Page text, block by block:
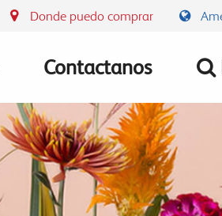
Donde puedo comprar
Contactanos